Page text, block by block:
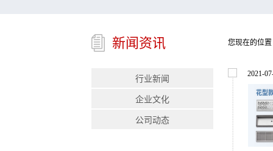
新闻资讯
行业新闻
企业文化
公司动态
您现在的位
2021-07